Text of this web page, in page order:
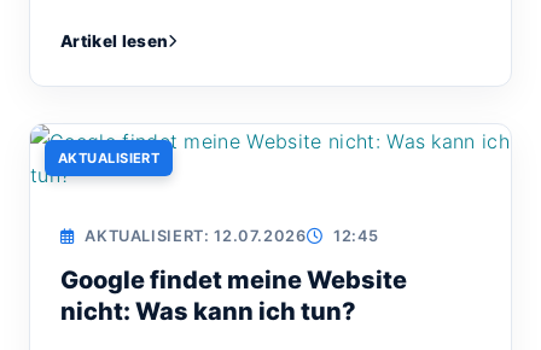
Artikel lesen
AKTUALISIERT
AKTUALISIERT: 12.07.2026 12:45
Google findet meine Website
nicht: Was kann ich tun?